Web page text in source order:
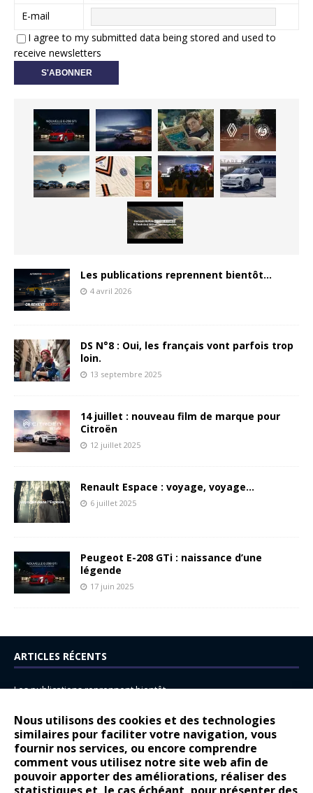
Nous utilisons des cookies et des technologies
similaires pour faciliter votre navigation, vous
fournir nos services, ou encore comprendre
comment vous utilisez notre site web afin de
pouvoir apporter des améliorations, réaliser des
E-mail
I agree to my submitted data being stored and used to
receive newsletters
Les publications reprennent bientôt…
4 avril 2026
DS N°8 : Oui, les français vont parfois trop
loin.
13 septembre 2025
14 juillet : nouveau film de marque pour
Citroën
12 juillet 2025
Renault Espace : voyage, voyage…
6 juillet 2025
Peugeot E-208 GTi : naissance d’une
légende
17 juin 2025
ARTICLES RÉCENTS
Les publications reprennent bientôt…
14 juillet : nouveau film de marque pour Citroën
Renault Espace : voyage, voyage…
Peugeot E-208 GTi : naissance d’une légende